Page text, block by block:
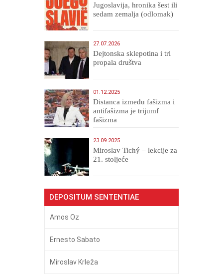
Jugoslavija, hronika šest ili
sedam zemalja (odlomak)
27.07.2026
Dejtonska sklepotina i tri
propala društva
01.12.2025
Distanca između fašizma i
antifašizma je trijumf
fašizma
23.09.2025
Miroslav Tichý – lekcije za
21. stoljeće
DEPOSITUM SENTENTIAE
Amos Oz
Ernesto Sabato
Miroslav Krleža